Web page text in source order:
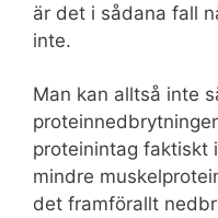
är det i sådana fall
inte.
Man kan alltså inte
proteinintag faktiskt
mindre
det framförallt